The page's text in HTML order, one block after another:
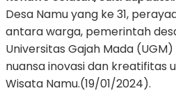
Desa Namu yang ke 31,
antara warga, pemerintah
Universitas Gajah Mada
nuansa inovasi dan kreatifitas
Wisata Namu.(19/01/2024).